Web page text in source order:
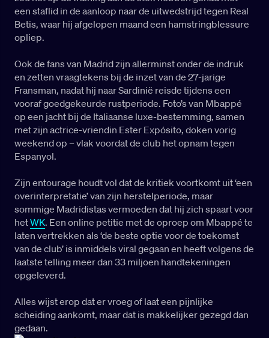
een staflid in de aanloop naar de uitwedstrijd tegen Real
Betis, waar hij afgelopen maand een hamstringblessure
opliep.
Ook de fans van Madrid zijn allerminst onder de indruk
en zetten vraagtekens bij de inzet van de 27-jarige
Fransman, nadat hij naar Sardinië reisde tijdens een
vooraf goedgekeurde rustperiode. Foto’s van Mbappé
op een jacht bij de Italiaanse luxe-bestemming, samen
met zijn actrice-vriendin Ester Expósito, doken vorig
weekend op – vlak voordat de club het opnam tegen
Espanyol.
Zijn entourage houdt vol dat de kritiek voortkomt uit ‘een
overinterpretatie’ van zijn herstelperiode, maar
sommige Madridistas vermoeden dat hij zich spaart voor
hetWK. Een online petitie met de oproep om Mbappé te
laten vertrekken als ‘de beste optie voor de toekomst
van de club’ is inmiddels viral gegaan en heeft volgens de
laatste telling meer dan 33 miljoen handtekeningen
opgeleverd.
Alles wijst erop dat er vroeg of laat een pijnlijke
scheiding aankomt, maar dat is makkelijker gezegd dan
gedaan.